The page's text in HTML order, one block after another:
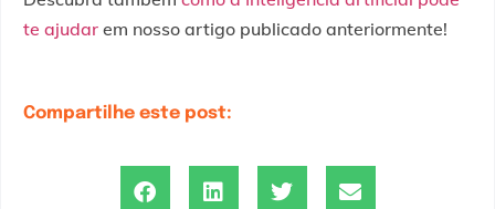
te ajudar em nosso artigo publicado anteriormente!
Compartilhe este post: